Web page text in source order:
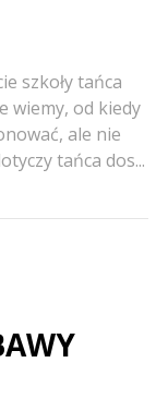
szkoły tańca
wiemy, od kiedy
ale nie
tańca dos...